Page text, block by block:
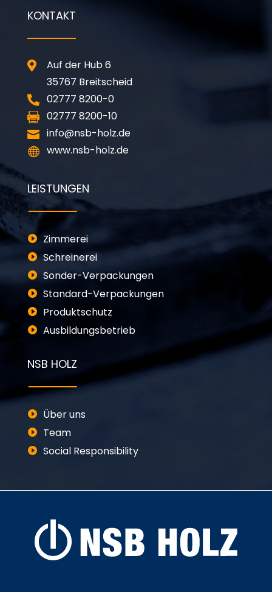
KONTAKT

Auf der Hub 6
35767 Breitscheid
 02777 8200-0
 02777 8200-10
 info@nsb-holz.de
 www.nsb-holz.de
LEISTUNGEN
Zimmerei
Schreinerei
Sonder-Verpackungen
Standard-Verpackungen
Produktschutz
Ausbildungsbetrieb
NSB HOLZ
Über uns
Team
Social Responsibility